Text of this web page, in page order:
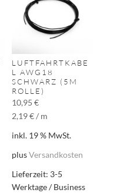
LUFTFAHRTKABE
L AWG18
SCHWARZ (5M
ROLLE)
10,95 €
2,19€/ m
inkl. 19 % MwSt.
plusVersandkosten
Lieferzeit: 3-5
Werktage / Business